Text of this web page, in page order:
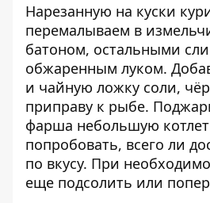
Нарезанную на куски
перемалываем в
батоном, остальными
обжаренным луком.
и чайную ложку соли,
приправу к рыбе.
фарша небольшую
попробовать, всего ли
по вкусу. При
еще подсолить или